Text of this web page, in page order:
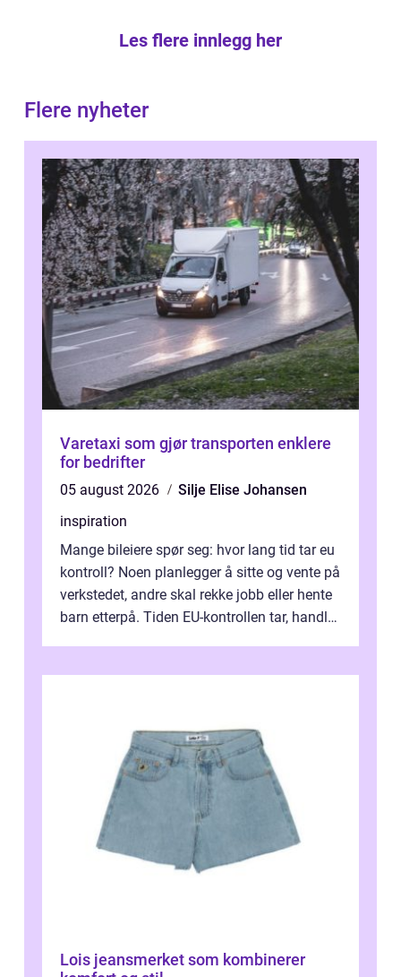
Les flere innlegg her
Flere nyheter
Varetaxi som gjør transporten enklere
for bedrifter
05 august 2026
Silje Elise Johansen
inspiration
Mange bileiere spør seg: hvor lang tid tar eu
kontroll? Noen planlegger å sitte og vente på
verkstedet, andre skal rekke jobb eller hente
barn etterpå. Tiden EU-kontrollen tar, handler
Lois jeansmerket som kombinerer